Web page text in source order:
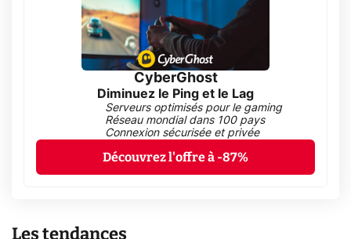
CyberGhost
Diminuez le Ping et le Lag
Serveurs optimisés pour le gaming
Réseau mondial dans 100 pays
Connexion sécurisée et privée
Découvrez l'offre à -87%
Les tendances